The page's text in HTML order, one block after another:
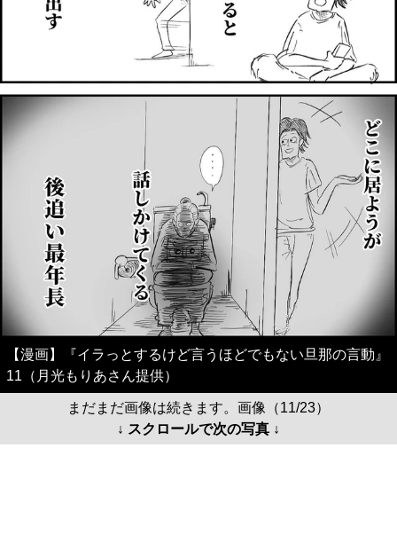
【漫画】『イラっとするけど言うほどでもない旦那の言動』
11（月光もりあさん提供）
まだまだ画像は続きます。画像（11/23）
↓ スクロールで次の写真 ↓